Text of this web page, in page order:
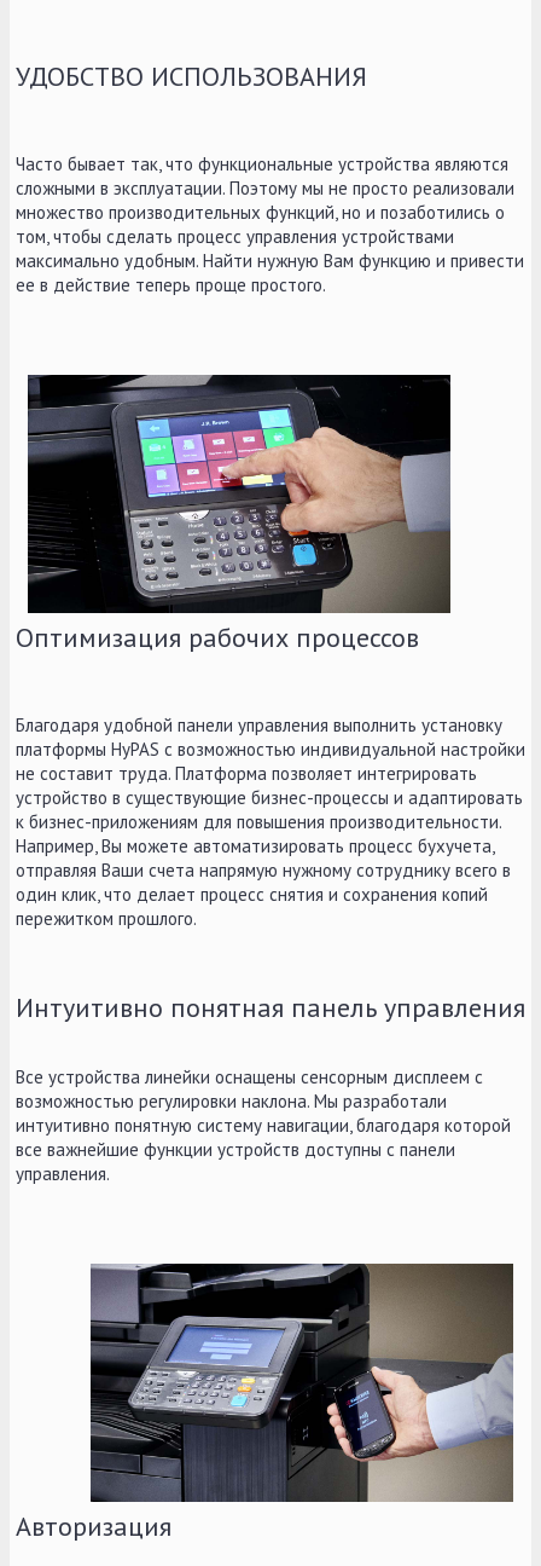
УДОБСТВО ИСПОЛЬЗОВАНИЯ
Часто бывает так, что функциональные устройства являются
сложными в эксплуатации. Поэтому мы не просто реализовали
множество производительных функций, но и позаботились о
том, чтобы сделать процесс управления устройствами
максимально удобным. Найти нужную Вам функцию и привести
ее в действие теперь проще простого.
Оптимизация рабочих процессов
Благодаря удобной панели управления выполнить установку
платформы HyPAS с возможностью индивидуальной настройки
не составит труда. Платформа позволяет интегрировать
устройство в существующие бизнес-процессы и адаптировать
к бизнес-приложениям для повышения производительности.
Например, Вы можете автоматизировать процесс бухучета,
отправляя Ваши счета напрямую нужному сотруднику всего в
один клик, что делает процесс снятия и сохранения копий
пережитком прошлого.
Интуитивно понятная панель управления
Все устройства линейки оснащены сенсорным дисплеем с
возможностью регулировки наклона. Мы разработали
интуитивно понятную систему навигации, благодаря которой
все важнейшие функции устройств доступны с панели
управления.
Авторизация